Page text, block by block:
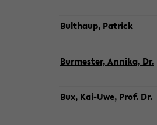
Bult­haup, Pa­trick
Bur­mes­ter, An­ni­ka, Dr.
Bux, Kai-​Uwe, Prof. Dr.